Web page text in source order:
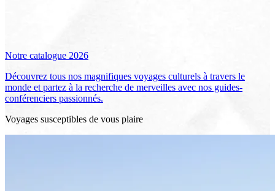
Notre catalogue 2026
Découvrez tous nos magnifiques voyages culturels à travers le
monde et partez à la recherche de merveilles avec nos guides-
conférenciers passionnés.
Voyages susceptibles de vous plaire